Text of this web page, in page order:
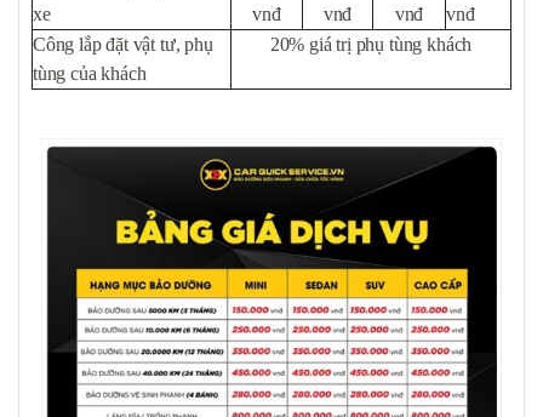
xe
vnđ
vnđ
vnđ
vnđ
Công lắp đặt vật tư, phụ
tùng của khách
20% giá trị phụ tùng khách